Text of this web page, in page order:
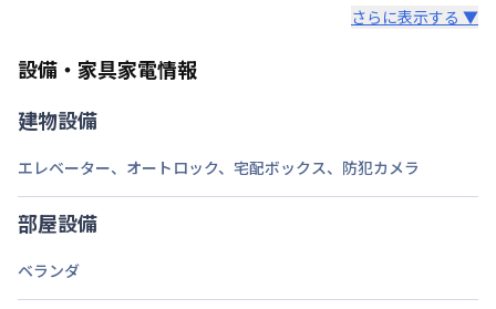
さらに表示する ▼
設備・家具家電情報
建物設備
エレベーター、 オートロック、 宅配ボックス、 防犯カメラ
部屋設備
ベランダ